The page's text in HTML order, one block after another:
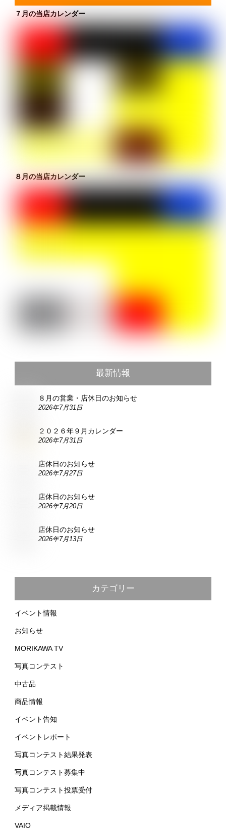
７月の当店カレンダー
８月の当店カレンダー
最新情報
８月の営業・店休日のお知らせ
2026年7月31日
２０２６年９月カレンダー
2026年7月31日
店休日のお知らせ
2026年7月27日
店休日のお知らせ
2026年7月20日
店休日のお知らせ
2026年7月13日
カテゴリー
イベント情報
お知らせ
MORIKAWA TV
写真コンテスト
中古品
商品情報
イベント告知
イベントレポート
写真コンテスト結果発表
写真コンテスト募集中
写真コンテスト投票受付
メディア掲載情報
VAIO